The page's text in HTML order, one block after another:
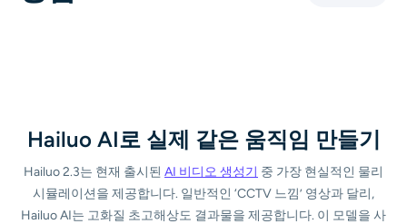
비디오 도구
비디오 효과
remains standing on the platform as the light settles.
Hailuo AI로 실제 같은 움직임 만들기
Hailuo 2.3는 현재 출시된 AI 비디오 생성기 중 가장 현실적인 물리
시뮬레이션을 제공합니다. 일반적인 ‘CCTV 느낌’ 영상과 달리,
Hailuo AI는 고화질 초고해상도 결과물을 제공합니다. 이 모델을 사